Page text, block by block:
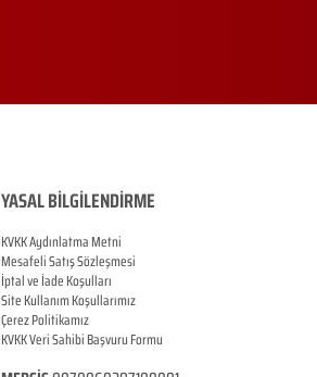
YASAL BİLGİLENDİRME
KVKK Aydınlatma Metni
Mesafeli Satış Sözleşmesi
İptal ve İade Koşulları
Site Kullanım Koşullarımız
Çerez Politikamız
KVKK Veri Sahibi Başvuru Formu